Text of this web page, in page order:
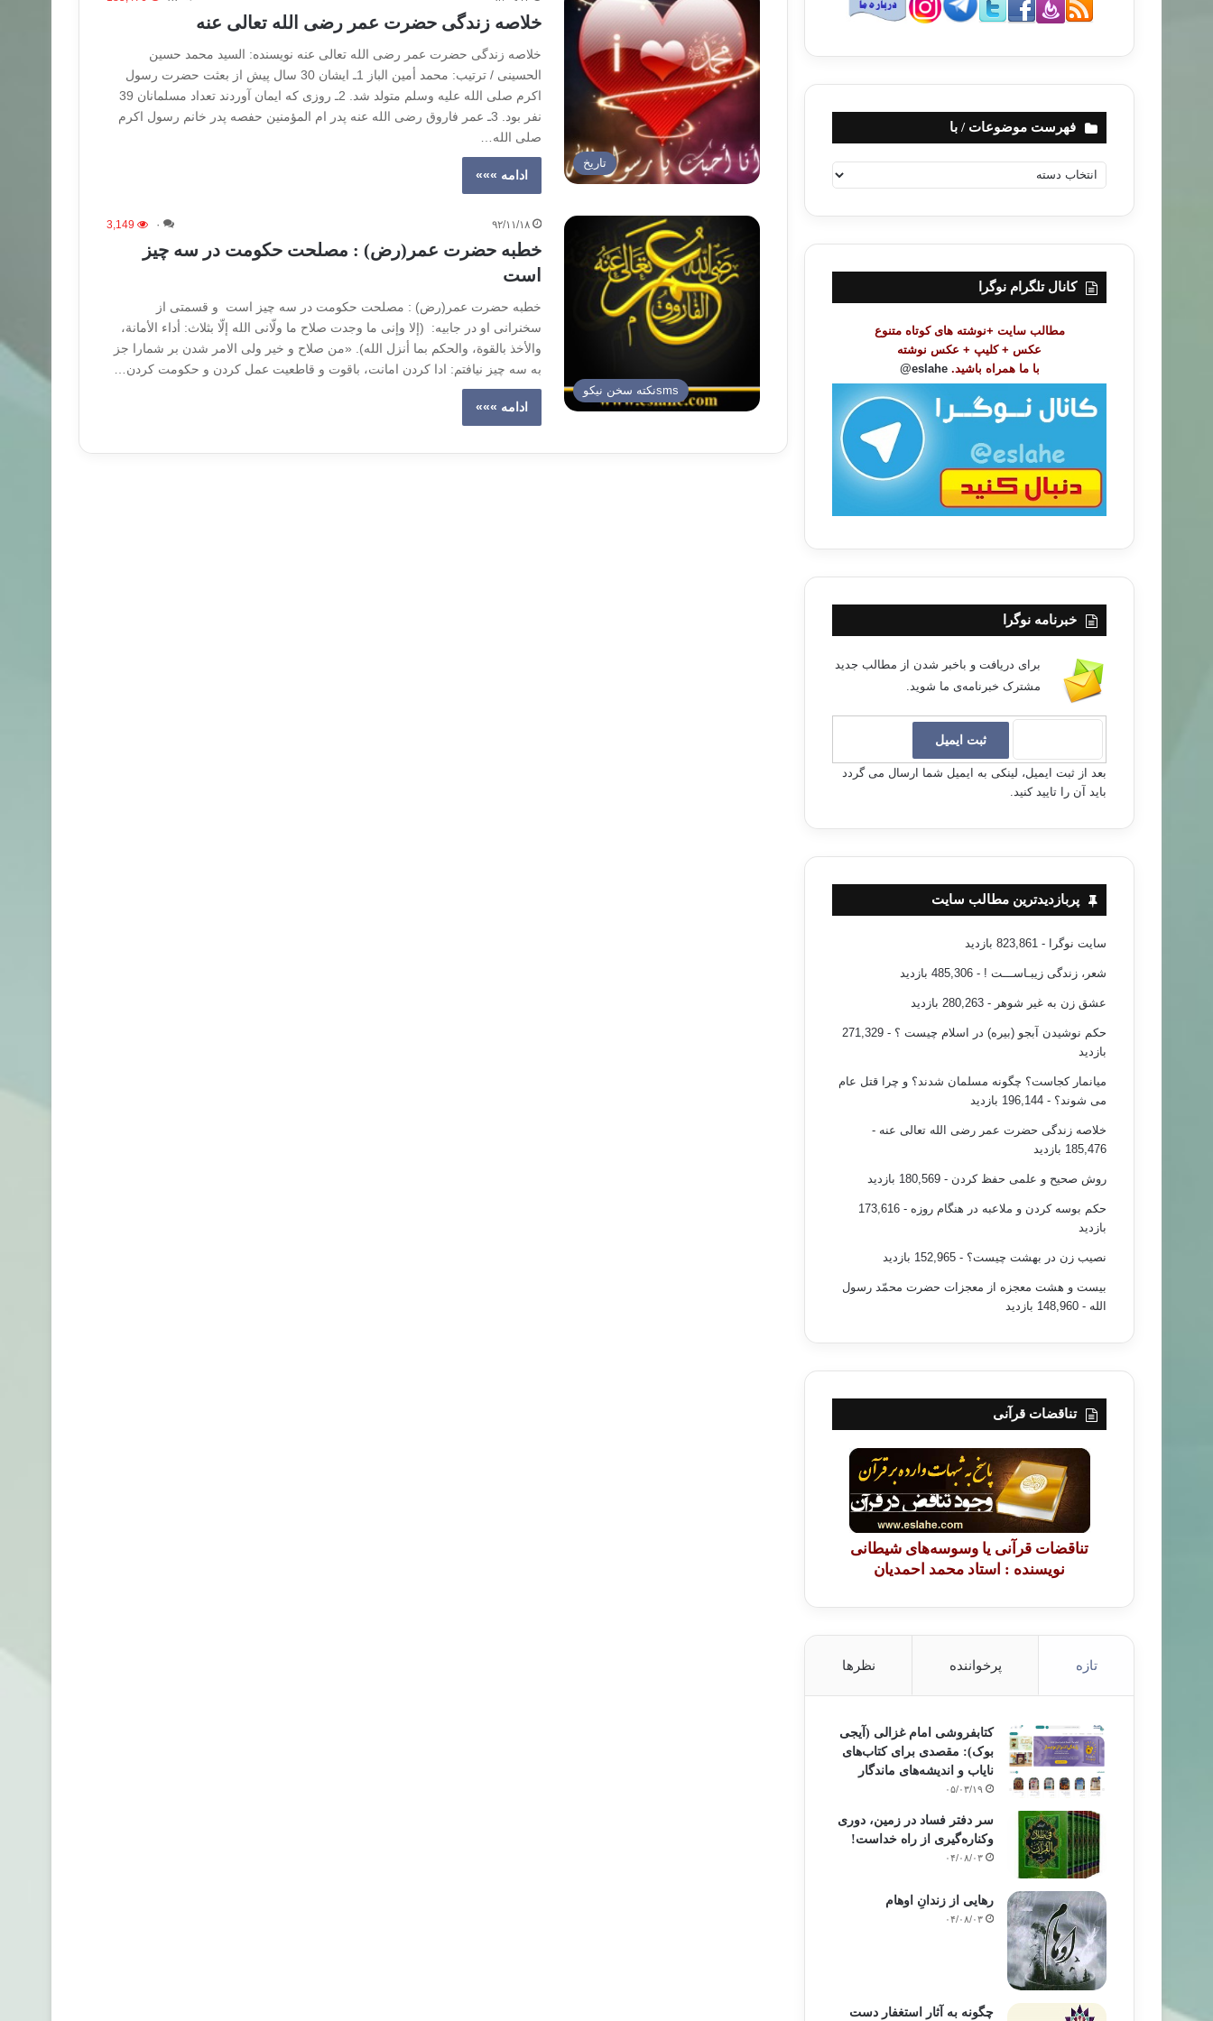
تاریخ
خلاصه زندگی حضرت عمر رضی الله تعالی عنه
خلاصه زندگی حضرت عمر رضی الله تعالی عنه نويسنده: السيد محمد حسين
الحسينی / ترتيب: محمد أمين الباز 1ـ ايشان 30 سال پيش از بعثت حضرت رسول
اکرم صلی الله عليه وسلم متولد شد. 2ـ روزی که ايمان آوردند تعداد مسلمانان 39
نفر بود. 3ـ عمر فاروق رضی الله عنه پدر ام المؤمنين حفصه پدر خانم رسول اکرم
صلی الله…
ادامه »»»
smsنكته سخن نيكو
۹۲/۱۱/۱۸ ۰ 3,149
خطبه حضرت عمر(رض) : مصلحت حکومت در سه چیز
است
خطبه حضرت عمر(رض) : مصلحت حکومت در سه چیز است و قسمتی از
سخنرانی او در جابیه: (إلا وإنی ما وجدت صلاح ما ولّانی الله إلّا بثلاث: أداء الأمانة،
والأخذ بالقوة، والحکم بما أنزل الله). «من صلاح و خیر ولی الامر شدن بر شمارا جز
به سه چیز نیافتم: ادا کردن امانت، باقوت و قاطعیت عمل کردن و حکومت کردن…
ادامه »»»
فهرست موضوعات / با
ه
ت
ض
کانال تلگرام نوگرا
مطالب سایت +نوشته های کوتاه متنوع
عکس + کلیپ + عکس نوشته
با ما همراه باشید. eslahe@
خبرنامه نوگرا
برای دریافت و باخبر شدن از مطالب جدید
مشترک خبرنامه‌ی ما شوید.
بعد از ثبت ایمیل، لینکی به ایمیل شما ارسال می گردد
باید آن را تایید کنید.
پربازدیدترین مطالب سایت
سایت نوگرا - 823,861 بازدید
شعر، زندگی زیبـاســـت ! - 485,306 بازدید
عشق زن به غیر شوهر - 280,263 بازدید
حکم نوشیدن آبجو (بیره) در اسلام چیست ؟
- 271,329
بازدید
میانمار کجاست؟ چگونه مسلمان شدند؟ و چرا قتل عام
می شوند؟ - 196,144 بازدید
خلاصه زندگی حضرت عمر رضی الله تعالی عنه -
185,476 بازدید
روش صحیح و علمی حفظ کردن - 180,569 بازدید
حکم بوسه کردن و ملاعبه در هنگام روزه
- 173,616
بازدید
نصیب زن در بهشت چیست؟ - 152,965 بازدید
بیست و هشت معجزه از معجزات حضرت محمّد رسول
الله - 148,960 بازدید
تناقضات قرآنی
تناقضات قرآنی یا وسوسه‌های شیطانی
نویسنده : استاد محمد احمدیان
تازه پرخواننده نظرها
کتابفروشی امام غزالی (آیجی
بوک): مقصدی برای کتاب‌های
نایاب و اندیشه‌های ماندگار
۰۵/۰۳/۱۹
سر دفتر فساد در زمین‌، دوری
وکناره‌گیری از راه خداست‌!
۰۴/۰۸/۰۳
رهایی از زندانِ اوهام
۰۴/۰۸/۰۳
چگونه به آثار استغفار دست